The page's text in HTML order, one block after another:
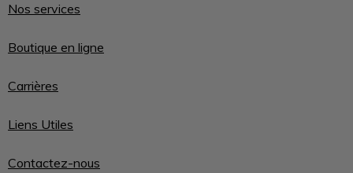
Nos services
Boutique en ligne
Carrières
Liens Utiles
Contactez-nous